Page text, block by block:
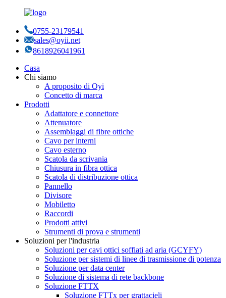
0755-23179541
sales@oyii.net
8618926041961
Casa
Chi siamo
A proposito di Oyi
Concetto di marca
Prodotti
Adattatore e connettore
Attenuatore
Assemblaggi di fibre ottiche
Cavo per interni
Cavo esterno
Scatola da scrivania
Chiusura in fibra ottica
Scatola di distribuzione ottica
Pannello
Divisore
Mobiletto
Raccordi
Prodotti attivi
Strumenti di prova e strumenti
Soluzioni per l'industria
Soluzioni per cavi ottici soffiati ad aria (GCYFY)
Soluzione per sistemi di linee di trasmissione di potenza
Soluzione per data center
Soluzione di sistema di rete backbone
Soluzione FTTX
Soluzione FTTx per grattacieli